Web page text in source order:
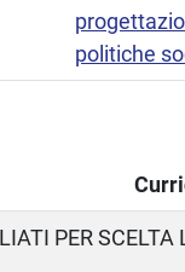
politiche
PER SCELTA